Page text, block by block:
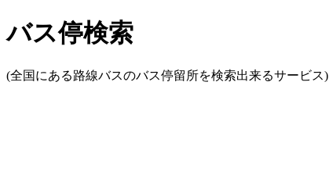
バス停検索
(全国にある路線バスのバス停留所を検索出来るサービス)